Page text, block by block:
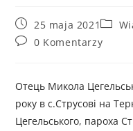
25 maja 2021
0 Komentarzy
Отець Микола
року в с.Струсові на
Цегельського, пароха